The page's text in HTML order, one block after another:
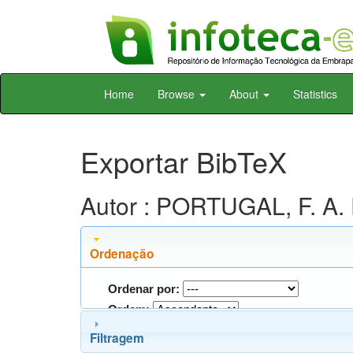
Skip
Home Browse About Statistics
Exportar BibTeX
Autor : PORTUGAL, F. A.
Ordenação
Ordenar por:
Ordem:
Filtragem